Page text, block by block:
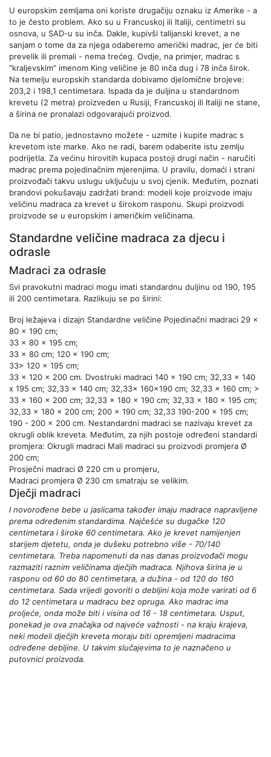
U europskim zemljama oni koriste drugačiju oznaku iz Amerike - a
to je često problem. Ako su u Francuskoj ili Italiji, centimetri su
osnova, u SAD-u su inča. Dakle, kupivši talijanski krevet, a ne
sanjam o tome da za njega odaberemo američki madrac, jer će biti
prevelik ili premali - nema trećeg. Ovdje, na primjer, madrac s
"kraljevskim" imenom King veličine je 80 inča dug i 78 inča širok.
Na temelju europskih standarda dobivamo djelomične brojeve:
203,2 i 198,1 centimetara. Ispada da je duljina u standardnom
krevetu (2 metra) proizveden u Rusiji, Francuskoj ili Italiji ne stane,
a širina ne pronalazi odgovarajući proizvod.
Da ne bi patio, jednostavno možete - uzmite i kupite madrac s
krevetom iste marke. Ako ne radi, barem odaberite istu zemlju
podrijetla. Za većinu hirovitih kupaca postoji drugi način - naručiti
madrac prema pojedinačnim mjerenjima. U pravilu, domaći i strani
proizvođači takvu uslugu uključuju u svoj cjenik. Međutim, poznati
brandovi pokušavaju zadržati brand: modeli koje proizvode imaju
veličinu madraca za krevet u širokom rasponu. Skupi proizvodi
proizvode se u europskim i američkim veličinama.
Standardne veličine madraca za djecu i
odrasle
Madraci za odrasle
Svi pravokutni madraci mogu imati standardnu ​​duljinu od 190, 195
ili 200 centimetara. Razlikuju se po širini:
Broj ležajeva i dizajn Standardne veličine Pojedinačni madraci 29 x
80 x 190 cm;
33 x 80 x 195 cm;
33 x 80 cm; 120 x 190 cm;
33> 120 x 195 cm;
33 x 120 x 200 cm. Dvostruki madraci 140 x 190 cm; 32,33 x 140
x 195 cm; 32,33 x 140 cm; 32,33x 160x190 cm; 32,33 x 160 cm; >
33 x 160 x 200 cm; 32,33 x 180 x 190 cm; 32,33 x 180 x 195 cm;
32,33 x 180 x 200 cm; 200 x 190 cm; 32,33 190-200 x 195 cm;
190 - 200 x 200 cm. Nestandardni madraci se nazivaju krevet za
okrugli oblik kreveta. Međutim, za njih postoje određeni standardi
promjera: Okrugli madraci Mali madraci su proizvodi promjera Ø
200 cm;
Prosječni madraci Ø 220 cm u promjeru,
Madraci promjera Ø 230 cm smatraju se velikim.
Dječji madraci
I novorođene bebe u jaslicama također imaju madrace napravljene
prema određenim standardima. Najčešće su dugačke 120
centimetara i široke 60 centimetara. Ako je krevet namijenjen
starijem djetetu, onda je dušeku potrebno više - 70/140
centimetara. Treba napomenuti da nas danas proizvođači mogu
razmaziti raznim veličinama dječjih madraca. Njihova širina je u
rasponu od 60 do 80 centimetara, a dužina - od 120 do 160
centimetara. Sada vrijedi govoriti o debljini koja može varirati od 6
do 12 centimetara u madracu bez opruga. Ako madrac ima
proljeće, onda može biti i visina od 16 - 18 centimetara. Usput,
ponekad je ova značajka od najveće važnosti - na kraju krajeva,
neki modeli dječjih kreveta moraju biti opremljeni madracima
određene debljine. U takvim slučajevima to je naznačeno u
putovnici proizvoda.